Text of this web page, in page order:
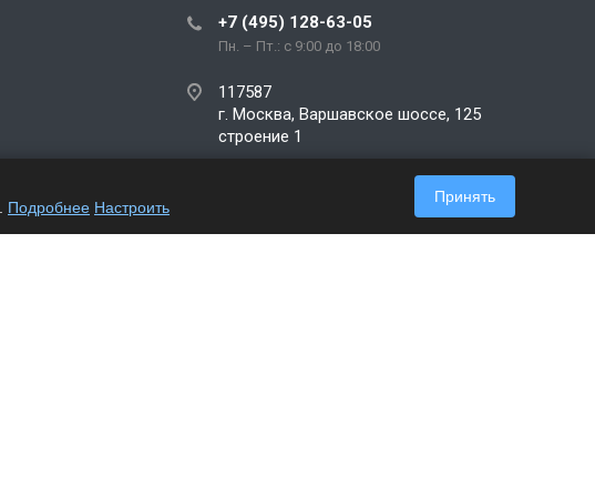
+7 (495) 128-63-05
Пн. – Пт.: с 9:00 до 18:00
117587
г. Москва, Варшавское шоссе, 125
строение 1
Подробнее Настроить
Принять